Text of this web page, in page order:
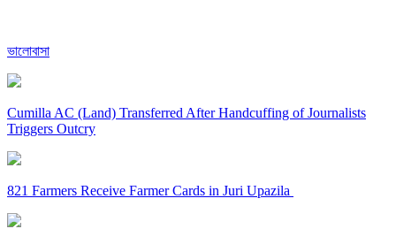
ভালোবাসা
Cumilla AC (Land) Transferred After Handcuffing of Journalists
Triggers Outcry
821 Farmers Receive Farmer Cards in Juri Upazila